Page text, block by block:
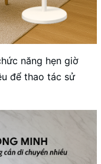
năng hẹn giờ
để thao tác sử